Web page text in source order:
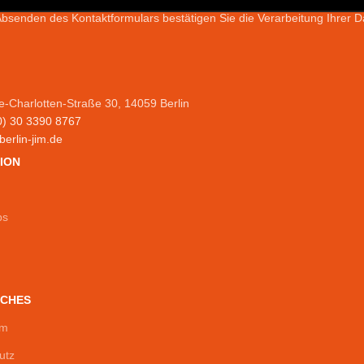
des Kontaktformulars bestätigen Sie die Verarbeitung Ihrer
Charlotten-Straße 30, 14059 Berlin
30 3390 8767
jim.de